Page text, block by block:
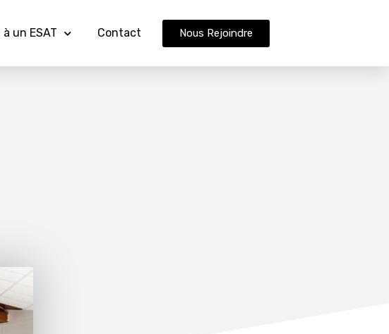
un ESAT Contact Nous Rejoindre